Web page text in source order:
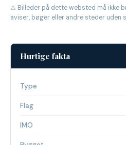
⚠ Billeder på dette websted må ikke
aviser, bøger eller andre steder
Hurtige fakta
Type
Flag
IMO